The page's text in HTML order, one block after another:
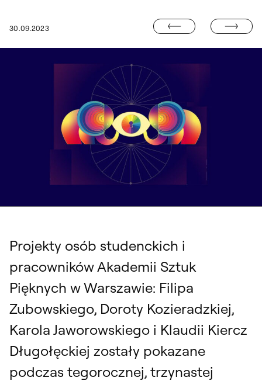
30.09.2023
DESIGN: 29 – 30 WRZEŚNIA 2023, PAŁAC CZAPSKICH
„PAMIĘĆ I
Projekty osób studenckich i
pracowników Akademii Sztuk
Pięknych w Warszawie: Filipa
Zubowskiego, Doroty Kozieradzkiej,
Karola Jaworowskiego i Klaudii Kiercz
Długołęckiej zostały pokazane
podczas tegorocznej, trzynastej